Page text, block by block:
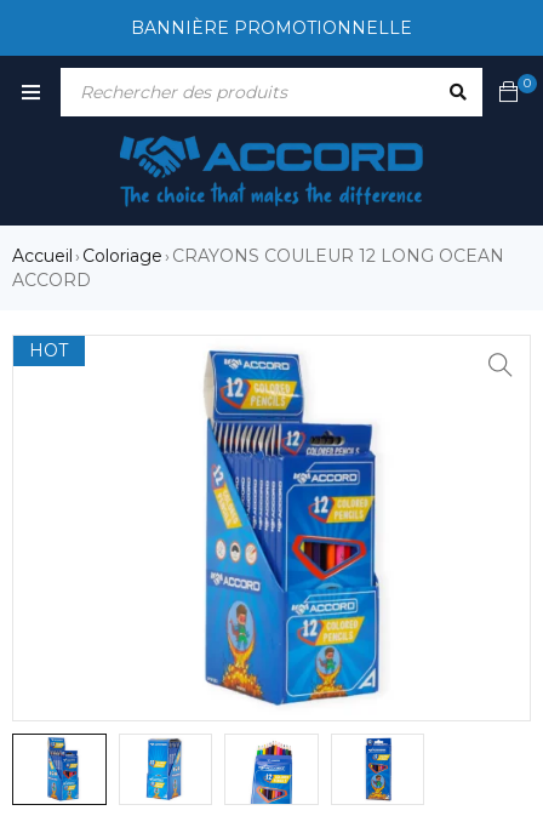
BANNIÈRE PROMOTIONNELLE
0
Accueil› Coloriage› CRAYONS COULEUR 12 LONG OCEAN
ACCORD
HOT